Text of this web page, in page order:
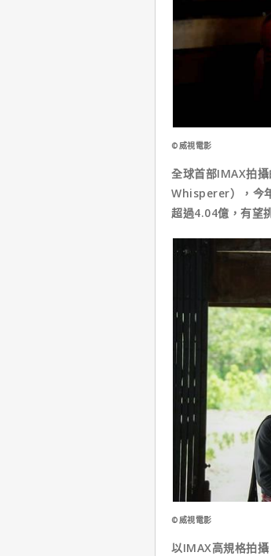
©威視電影
全球首部IMAX拍
Whisperer），今
超過4.04億，有望
©威視電影
以IMAX高規格拍